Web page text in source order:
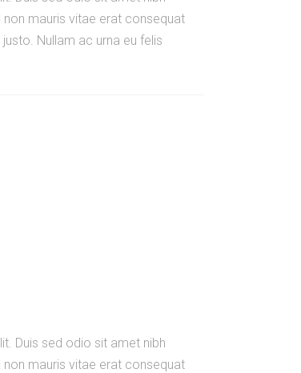
mauris vitae erat consequat
Nullam ac urna eu felis
Duis sed odio sit amet nibh
mauris vitae erat consequat